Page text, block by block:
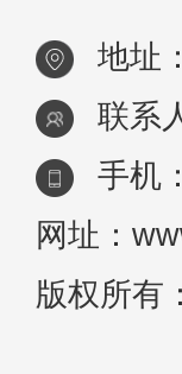
喝咖啡
地址
联系
手机
网址：
版权所有